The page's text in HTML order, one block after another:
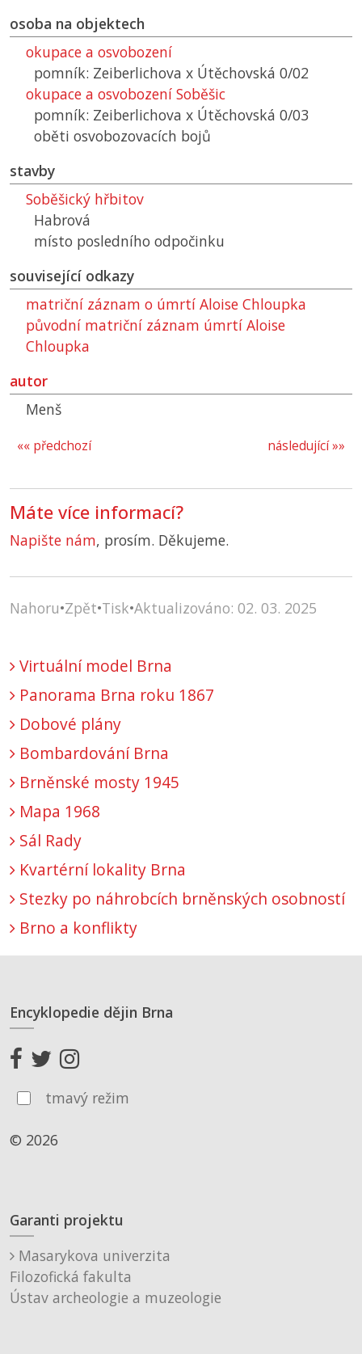
osoba na objektech
okupace a osvobození
pomník: Zeiberlichova x Útěchovská 0/02
okupace a osvobození Soběšic
pomník: Zeiberlichova x Útěchovská 0/03
oběti osvobozovacích bojů
stavby
Soběšický hřbitov
Habrová
místo posledního odpočinku
související odkazy
matriční záznam o úmrtí Aloise Chloupka
původní matriční záznam úmrtí Aloise
Chloupka
autor
Menš
následující »»
«« předchozí
Máte více informací?
Napište nám, prosím. Děkujeme.
Nahoru•Zpět•Tisk•Aktualizováno: 02. 03. 2025
Virtuální model Brna
Panorama Brna roku 1867
Dobové plány
Bombardování Brna
Brněnské mosty 1945
Mapa 1968
Sál Rady
Kvartérní lokality Brna
Stezky po náhrobcích brněnských osobností
Brno a konflikty
Encyklopedie dějin Brna
tmavý režim
© 2026
Garanti projektu
Masarykova univerzita
Filozofická fakulta
Ústav archeologie a muzeologie